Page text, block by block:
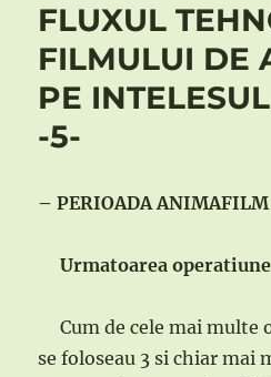
FLUXUL
FILMULUI DE
PE
-5-
– PERIOADA
Urmatoarea
Cum de cele mai multe
se foloseau 3 si chiar mai